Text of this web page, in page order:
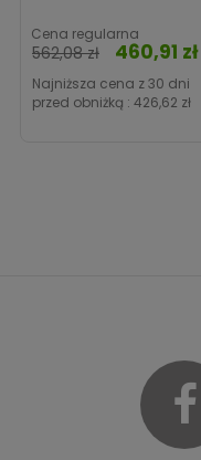
Cena regularna
562,08 zł Cena
460,91 zł
Najniższa cena z 30 dni
przed obniżką : 426,62 zł